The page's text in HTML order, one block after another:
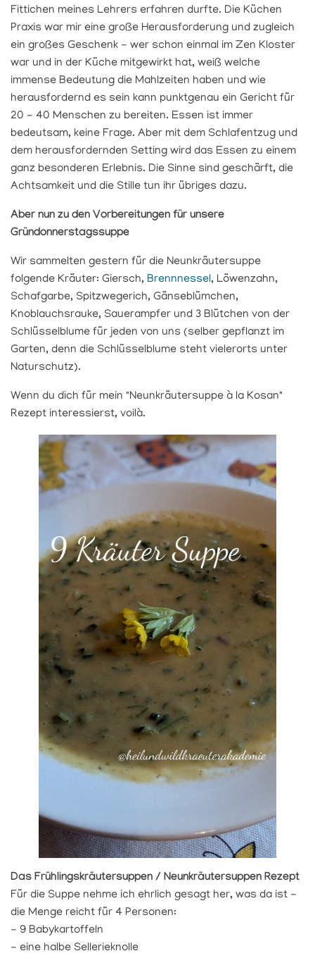
Fittichen meines Lehrers erfahren durfte. Die Küchen
Praxis war mir eine große Herausforderung und zugleich
ein großes Geschenk - wer schon einmal im Zen Kloster
war und in der Küche mitgewirkt hat, weiß welche
immense Bedeutung die Mahlzeiten haben und wie
herausfordernd es sein kann punktgenau ein Gericht für
20 - 40 Menschen zu bereiten. Essen ist immer
bedeutsam, keine Frage. Aber mit dem Schlafentzug und
dem herausfordernden Setting wird das Essen zu einem
ganz besonderen Erlebnis. Die Sinne sind geschärft, die
Achtsamkeit und die Stille tun ihr übriges dazu.
Aber nun zu den Vorbereitungen für unsere
Gründonnerstagssuppe
Wir sammelten gestern für die Neunkräutersuppe
folgende Kräuter: Giersch, Brennnessel, Löwenzahn,
Schafgarbe, Spitzwegerich, Gänseblümchen,
Knoblauchsrauke, Sauerampfer und 3 Blütchen von der
Schlüsselblume für jeden von uns (selber gepflanzt im
Garten, denn die Schlüsselblume steht vielerorts unter
Naturschutz).
Wenn du dich für mein "Neunkräutersuppe à la Kosan"
Rezept interessierst, voilà.
Das Frühlingskräutersuppen / Neunkräutersuppen Rezept
Für die Suppe nehme ich ehrlich gesagt her, was da ist -
die Menge reicht für 4 Personen:
- 9 Babykartoffeln
- eine halbe Sellerieknolle